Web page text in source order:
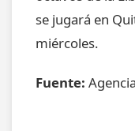
se jugará en
miércoles.
Fuente: